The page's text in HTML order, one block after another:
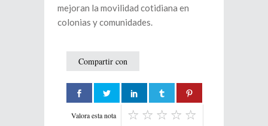
mejoran la movilidad cotidiana en
colonias y comunidades.
Compartir con
Valora esta nota